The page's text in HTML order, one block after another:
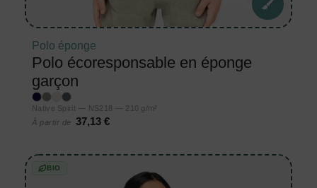
Polo éponge
Polo écoresponsable en éponge
garçon
Native Spirit — NS218 — 210 g/m²
À partir de
37,13 €
BIO